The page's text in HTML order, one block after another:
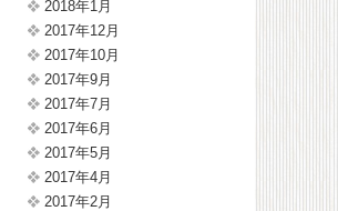
2018年1月
2017年12月
2017年10月
2017年9月
2017年7月
2017年6月
2017年5月
2017年4月
2017年2月